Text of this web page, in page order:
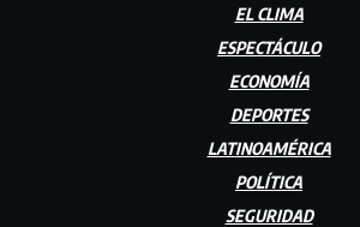
EL CLIMA
ESPECTÁCULO
ECONOMÍA
DEPORTES
LATINOAMÉRICA
POLÍTICA
SEGURIDAD